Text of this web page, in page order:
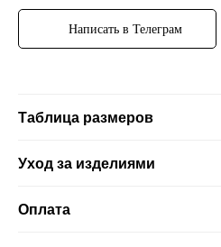
Написать в Телеграм
Таблица размеров
Уход за изделиями
Оплата